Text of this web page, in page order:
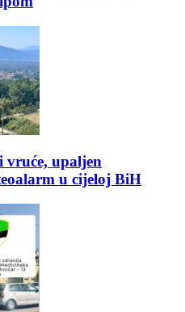
vruće, upaljen
u cijeloj BiH